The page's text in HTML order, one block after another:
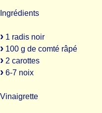
Ingrédients
1 radis noir
100 g de comté râpé
2 carottes
6-7 noix
Vinaigrette